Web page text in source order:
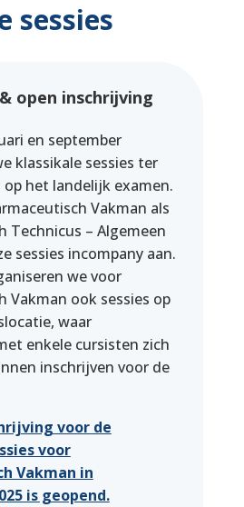
sessies
open inschrijving
en september
klassikale sessies ter
het landelijk examen.
Vakman als
Technicus – Algemeen
sessies incompany aan.
we voor
Vakman ook sessies op
waar
enkele cursisten zich
inschrijven voor de
voor de
voor
Vakman in
is geopend.